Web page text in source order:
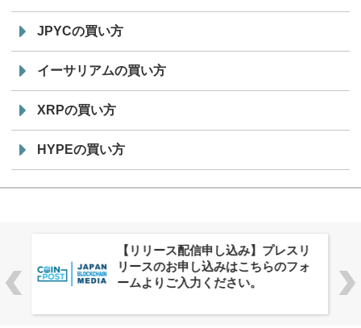
JPYCの買い方
イーサリアムの買い方
XRPの買い方
HYPEの買い方
株式会社PlnX、アジア最大級のグロ
ーバルWeb3カンファレンス
「WebX2026」とのコラボレーショ